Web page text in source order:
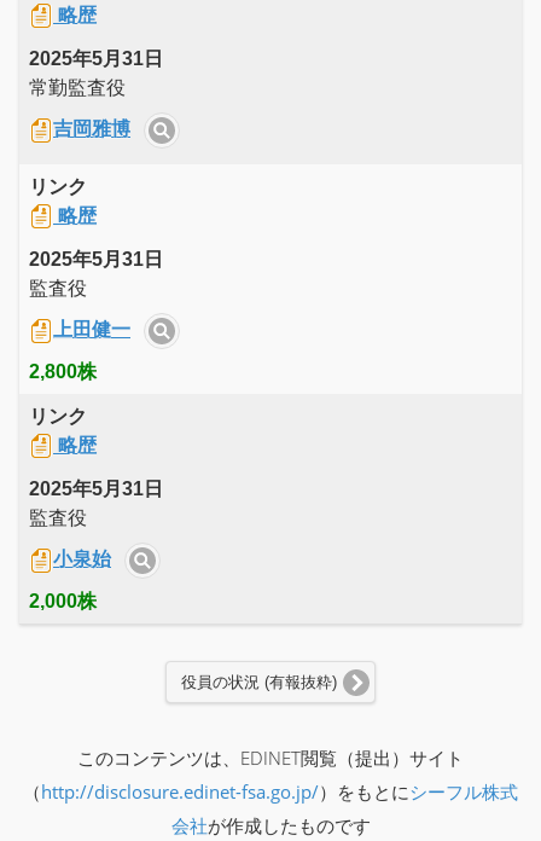
略歴
2025年5月31日
常勤監査役
吉岡雅博
リンク
略歴
2025年5月31日
監査役
上田健一
2,800株
リンク
略歴
2025年5月31日
監査役
小泉始
2,000株
役員の状況 (有報抜粋)
このコンテンツは、EDINET閲覧（提出）サイト
（http://disclosure.edinet-fsa.go.jp/）をもとにシーフル株式
会社が作成したものです